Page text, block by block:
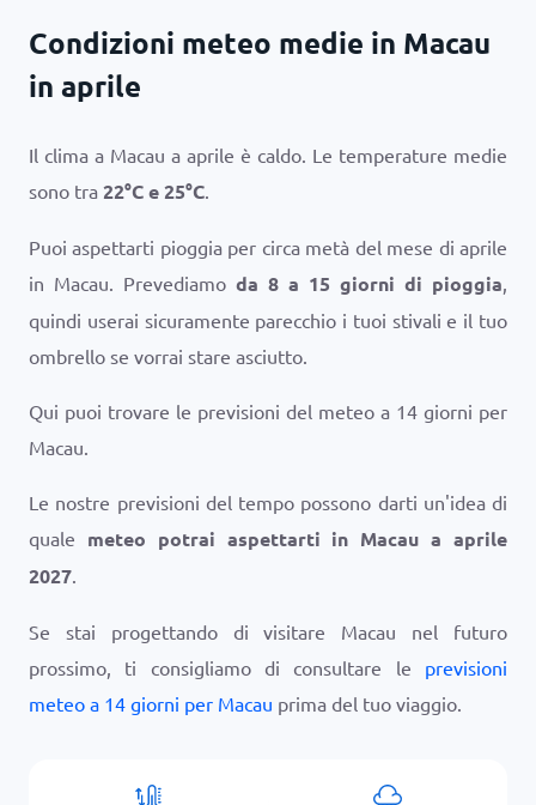
Condizioni meteo medie in Macau
in aprile
Il clima a Macau a aprile è caldo. Le temperature medie
sono tra 22°Ce25°C.
Puoi aspettarti pioggia per circa metà del mese di aprile
in Macau. Prevediamo da 8 a 15 giorni di pioggia,
quindi userai sicuramente parecchio i tuoi stivali e il tuo
ombrello se vorrai stare asciutto.
Qui puoi trovare le previsioni del meteo a 14 giorni per
Macau.
Le nostre previsioni del tempo possono darti un'idea di
quale meteo potrai aspettarti in Macau a aprile
2027.
Se stai progettando di visitare Macau nel futuro
prossimo, ti consigliamo di consultare le previsioni
meteo a 14 giorni per Macau prima del tuo viaggio.